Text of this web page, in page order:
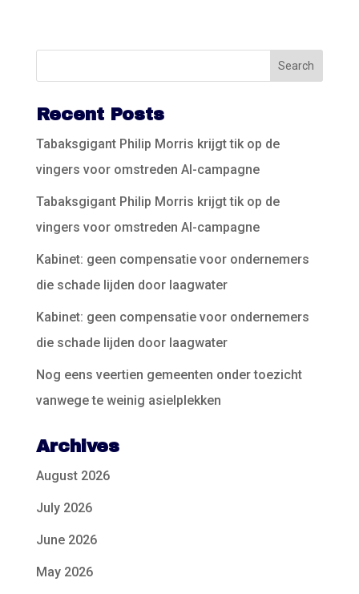
Recent Posts
Tabaksgigant Philip Morris krijgt tik op de
vingers voor omstreden AI-campagne
Tabaksgigant Philip Morris krijgt tik op de
vingers voor omstreden AI-campagne
Kabinet: geen compensatie voor ondernemers
die schade lijden door laagwater
Kabinet: geen compensatie voor ondernemers
die schade lijden door laagwater
Nog eens veertien gemeenten onder toezicht
vanwege te weinig asielplekken
Archives
August 2026
July 2026
June 2026
May 2026